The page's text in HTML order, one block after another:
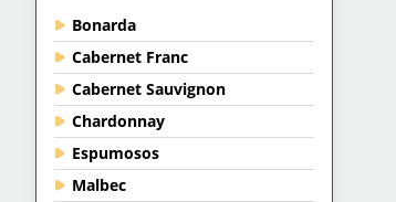
Bonarda
Cabernet Franc
Cabernet Sauvignon
Chardonnay
Espumosos
Malbec